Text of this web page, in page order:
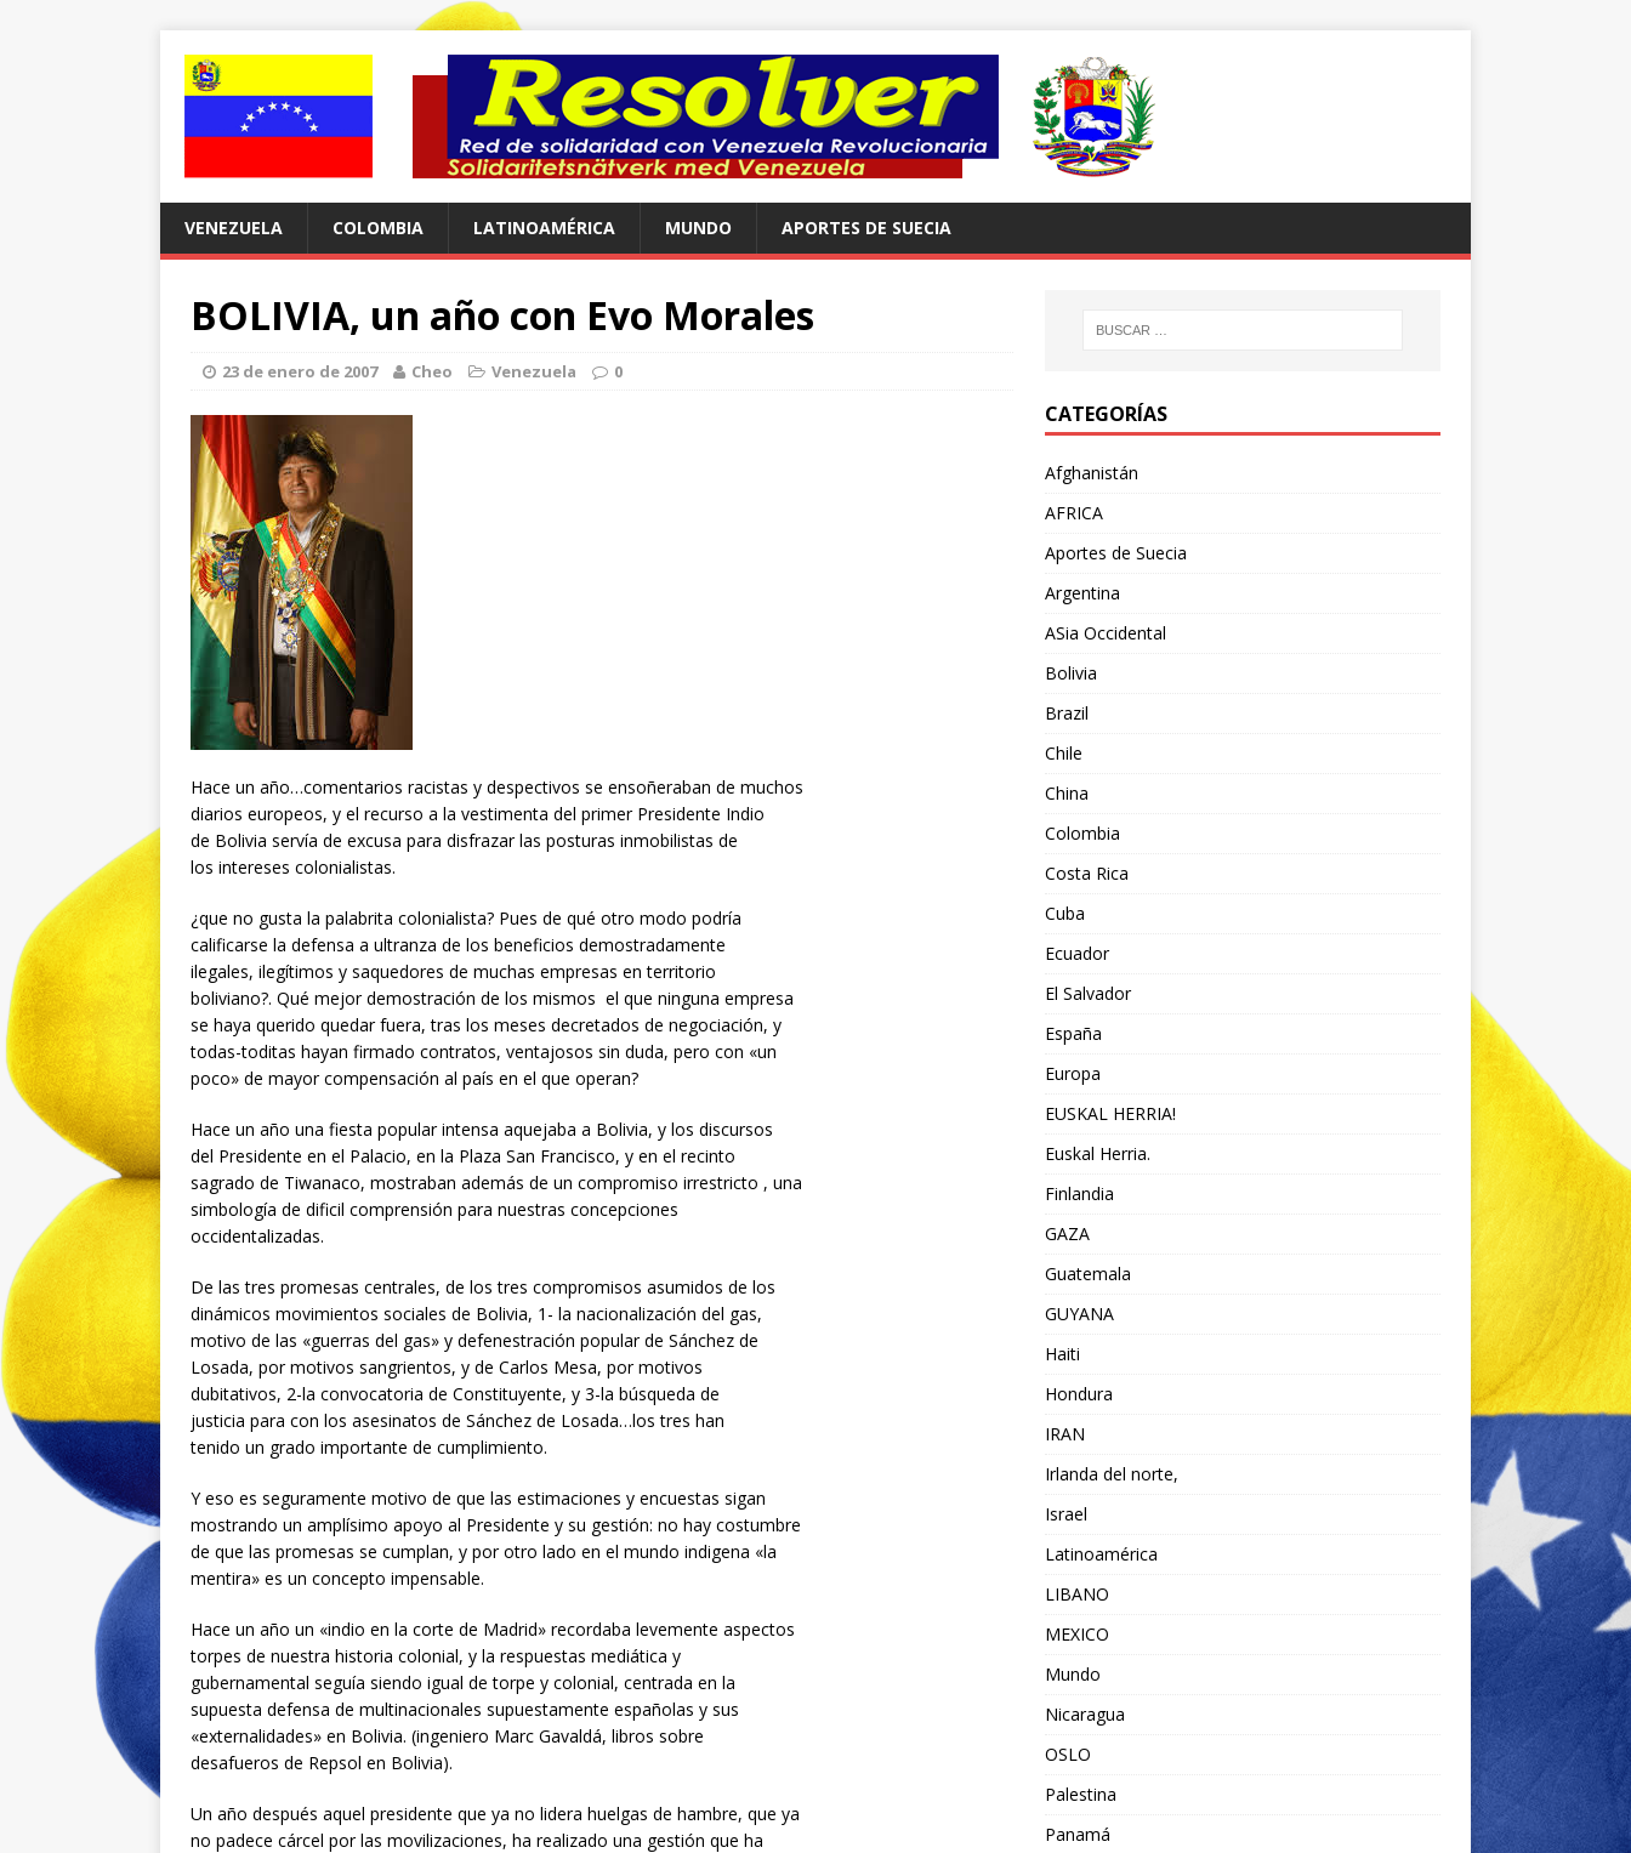
VENEZUELA COLOMBIA LATINOAMÉRICA MUNDO APORTES DE SUECIA
BOLIVIA, un año con Evo Morales
23 de enero de 2007 Cheo Venezuela 0
Hace un año…comentarios racistas y despectivos se ensoñeraban de muchos
diarios europeos, y el recurso a la vestimenta del primer Presidente Indio
de Bolivia servía de excusa para disfrazar las posturas inmobilistas de
los intereses colonialistas.
¿que no gusta la palabrita colonialista? Pues de qué otro modo podría
calificarse la defensa a ultranza de los beneficios demostradamente
ilegales, ilegítimos y saquedores de muchas empresas en territorio
boliviano?. Qué mejor demostración de los mismos el que ninguna empresa
se haya querido quedar fuera, tras los meses decretados de negociación, y
todas-toditas hayan firmado contratos, ventajosos sin duda, pero con «un
poco» de mayor compensación al país en el que operan?
Hace un año una fiesta popular intensa aquejaba a Bolivia, y los discursos
del Presidente en el Palacio, en la Plaza San Francisco, y en el recinto
sagrado de Tiwanaco, mostraban además de un compromiso irrestricto , una
simbología de dificil comprensión para nuestras concepciones
occidentalizadas.
De las tres promesas centrales, de los tres compromisos asumidos de los
dinámicos movimientos sociales de Bolivia, 1- la nacionalización del gas,
motivo de las «guerras del gas» y defenestración popular de Sánchez de
Losada, por motivos sangrientos, y de Carlos Mesa, por motivos
dubitativos, 2-la convocatoria de Constituyente, y 3-la búsqueda de
justicia para con los asesinatos de Sánchez de Losada…los tres han
tenido un grado importante de cumplimiento.
Y eso es seguramente motivo de que las estimaciones y encuestas sigan
mostrando un amplísimo apoyo al Presidente y su gestión: no hay costumbre
de que las promesas se cumplan, y por otro lado en el mundo indigena «la
mentira» es un concepto impensable.
Hace un año un «indio en la corte de Madrid» recordaba levemente aspectos
torpes de nuestra historia colonial, y la respuestas mediática y
gubernamental seguía siendo igual de torpe y colonial, centrada en la
supuesta defensa de multinacionales supuestamente españolas y sus
«externalidades» en Bolivia. (ingeniero Marc Gavaldá, libros sobre
desafueros de Repsol en Bolivia).
Un año después aquel presidente que ya no lidera huelgas de hambre, que ya
no padece cárcel por las movilizaciones, ha realizado una gestión que ha
CATEGORÍAS
Afghanistán
AFRICA
Aportes de Suecia
Argentina
ASia Occidental
Bolivia
Brazil
Chile
China
Colombia
Costa Rica
Cuba
Ecuador
El Salvador
España
Europa
EUSKAL HERRIA!
Euskal Herria.
Finlandia
GAZA
Guatemala
GUYANA
Haiti
Hondura
IRAN
Irlanda del norte,
Israel
Latinoamérica
LIBANO
MEXICO
Mundo
Nicaragua
OSLO
Palestina
Panamá